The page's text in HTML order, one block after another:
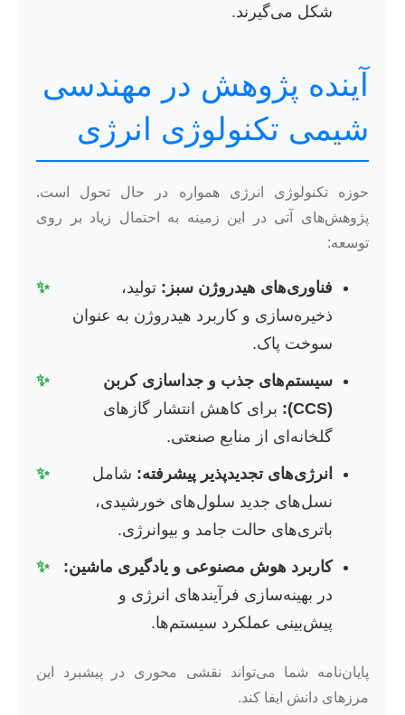
شکل می‌گیرند.
آینده پژوهش در مهندسی
شیمی تکنولوژی انرژی
حوزه تکنولوژی انرژی همواره در حال تحول است.
پژوهش‌های آتی در این زمینه به احتمال زیاد بر روی
توسعه:
✨ فناوری‌های هیدروژن سبز: تولید،
ذخیره‌سازی و کاربرد هیدروژن به عنوان
سوخت پاک.
✨
سیستم‌های جذب و جداسازی کربن
(CCS):
برای کاهش انتشار گازهای
گلخانه‌ای از منابع صنعتی.
✨ انرژی‌های تجدیدپذیر پیشرفته: شامل
نسل‌های جدید سلول‌های خورشیدی،
باتری‌های حالت جامد و بیوانرژی.
✨
کاربرد هوش مصنوعی و یادگیری ماشین:
در بهینه‌سازی فرآیندهای انرژی و
پیش‌بینی عملکرد سیستم‌ها.
پایان‌نامه شما می‌تواند نقشی محوری در پیشبرد این
مرزهای دانش ایفا کند.